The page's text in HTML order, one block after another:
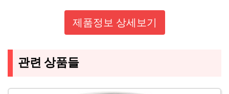
제품정보 상세보기
관련 상품들